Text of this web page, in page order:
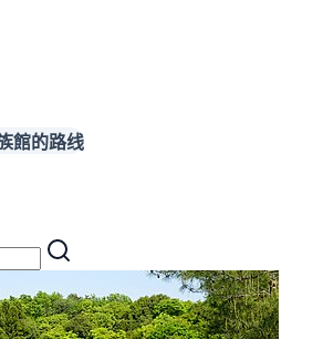
館的路线